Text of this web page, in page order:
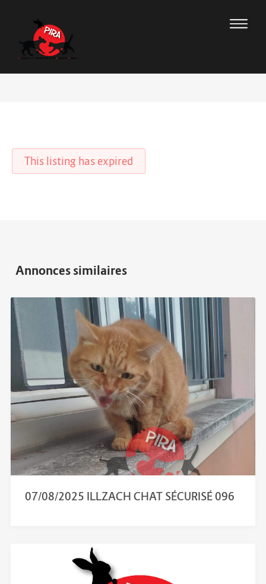
This listing has expired
07/08/2025 ILLZACH CHAT SÉCURISÉ 096